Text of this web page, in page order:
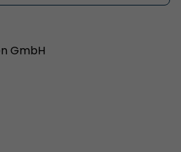
GmbH